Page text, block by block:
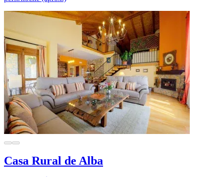
Casa Rural de Alba